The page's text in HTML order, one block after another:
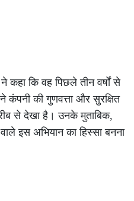
कि वह पिछले तीन वर्षों से
की गुणवत्ता और सुरक्षित
से देखा है। उनके मुताबिक,
इस अभियान का हिस्सा बनना